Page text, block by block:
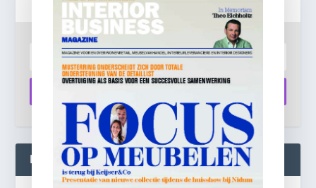
INTERIOR BUSINESS LIVE: